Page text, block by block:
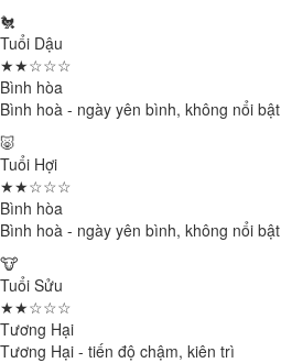
🐔
Tuổi Dậu
★★☆☆☆
Bình hòa
Bình hoà - ngày yên bình, không nổi bật
🐷
Tuổi Hợi
★★☆☆☆
Bình hòa
Bình hoà - ngày yên bình, không nổi bật
🐮
Tuổi Sửu
★★☆☆☆
Tương Hại
Tương Hại - tiến độ chậm, kiên trì